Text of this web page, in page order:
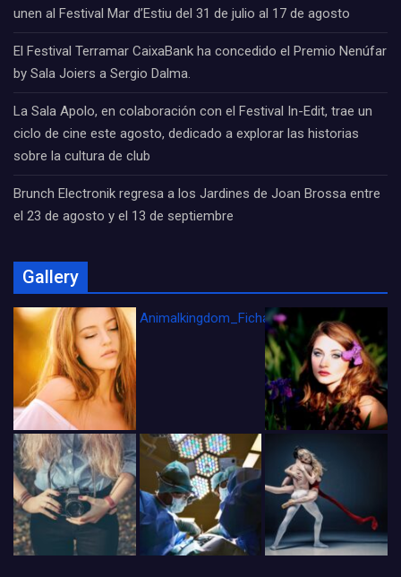
unen al Festival Mar d’Estiu del 31 de julio al 17 de agosto
El Festival Terramar CaixaBank ha concedido el Premio Nenúfar
by Sala Joiers a Sergio Dalma.
La Sala Apolo, en colaboración con el Festival In-Edit, trae un
ciclo de cine este agosto, dedicado a explorar las historias
sobre la cultura de club
Brunch Electronik regresa a los Jardines de Joan Brossa entre
el 23 de agosto y el 13 de septiembre
Gallery
Animalkingdom_FichaCine